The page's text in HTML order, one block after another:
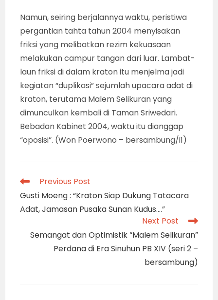
Namun, seiring berjalannya waktu, peristiwa
pergantian tahta tahun 2004 menyisakan
friksi yang melibatkan rezim kekuasaan
melakukan campur tangan dari luar. Lambat-
laun friksi di dalam kraton itu menjelma jadi
kegiatan “duplikasi” sejumlah upacara adat di
kraton, terutama Malem Selikuran yang
dimunculkan kembali di Taman Sriwedari.
Bebadan Kabinet 2004, waktu itu dianggap
“oposisi”. (Won Poerwono – bersambung/i1)
Read
articles
Previous Post
Gusti Moeng : “Kraton Siap Dukung Tatacara
Adat, Jamasan Pusaka Sunan Kudus….”
Next Post
Semangat dan Optimistik “Malem Selikuran”
Perdana di Era Sinuhun PB XIV (seri 2 –
bersambung)